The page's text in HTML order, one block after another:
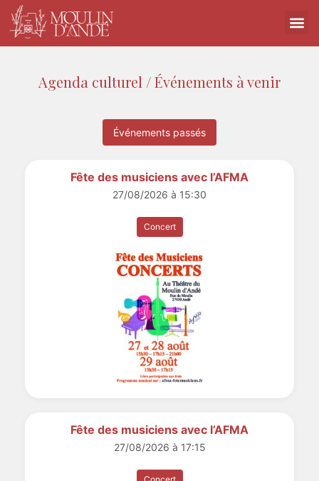
Agenda culturel / Événements à venir
Événements passés
Fête des musiciens avec l’AFMA
27/08/2026 à 15:30
Concert
Fête des musiciens avec l’AFMA
27/08/2026 à 17:15